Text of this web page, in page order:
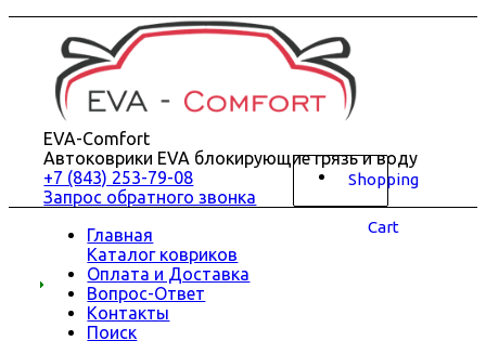
Shopping
Cart
EVA-Comfort
Автоковрики EVA блокирующие грязь и воду
+7 (843) 253-79-08
Запрос обратного звонка
Главная
Каталог ковриков
Оплата и Доставка
Вопрос-Ответ
Контакты
Поиск